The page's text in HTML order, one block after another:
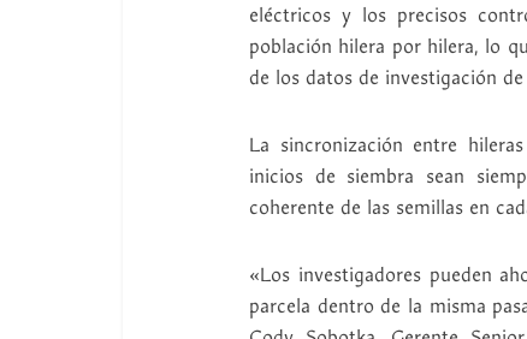
eléctricos y los precisos
población hilera por hilera, lo
de los datos de investigación de
La sincronización entre
inicios de siembra sean
coherente de las semillas en
«Los investigadores pueden
parcela dentro de la misma